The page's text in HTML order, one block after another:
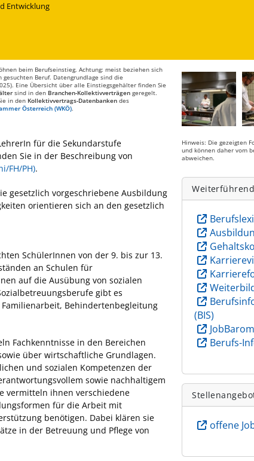
Entwicklung
beim Berufseinstieg. Achtung: meist beziehen sich
Beruf. Datengrundlage sind die
Eine Übersicht über alle Einstiegsgehälter finden Sie
sind in den Branchen-Kollektivverträgen geregelt.
in den Kollektivvertrags-Datenbanken des
Österreich (WKÖ).
für die Sekundarstufe
Sie in der Beschreibung von
FH/PH).
gesetzlich vorgeschriebene Ausbildung
orientieren sich an den gesetzlich
SchülerInnen von der 9. bis zur 13.
an Schulen für
auf die Ausübung von sozialen
gibt es
Behindertenbegleitung
Fachkenntnisse in den Bereichen
über wirtschaftliche Grundlagen.
und sozialen Kompetenzen der
sowie nachhaltigem
vermitteln ihnen verschiedene
für die Arbeit mit
benötigen. Dabei klären sie
in der Betreuung und Pflege von
Hinweis: Die gezeigten
und können daher vom
abweichen.
(BIS)
Berufs-
offene